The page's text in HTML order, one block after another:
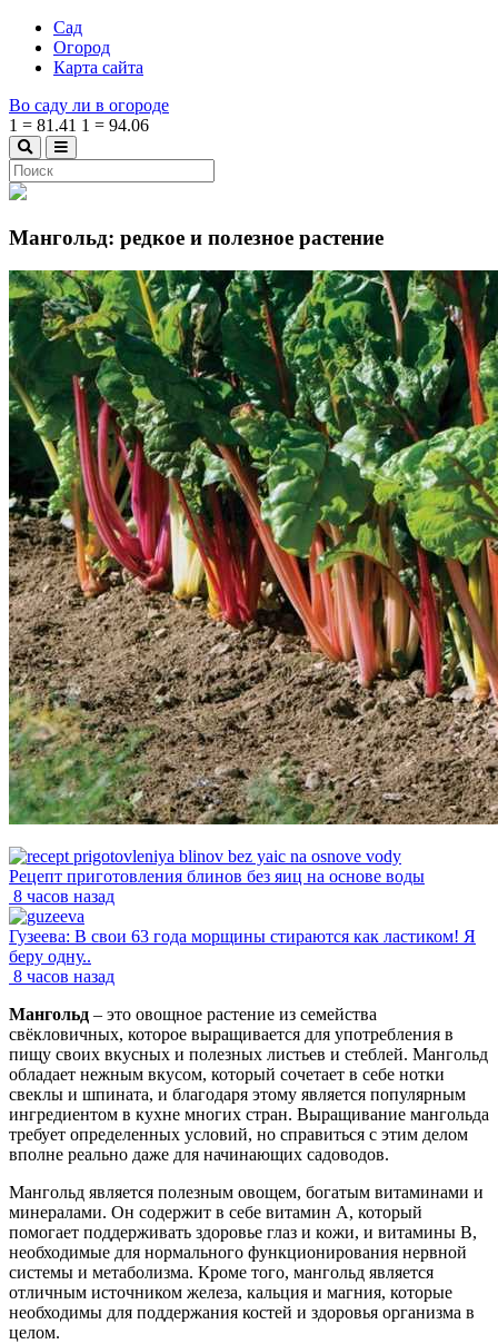
Сад
Огород
Карта сайта
Во саду ли в огороде
1 = 81.41 1 = 94.06
Мангольд: редкое и полезное растение
Рецепт приготовления блинов без яиц на основе воды
8 часов назад
Гузеева: В свои 63 года морщины стираются как ластиком! Я
беру одну..
8 часов назад
Мангольд – это овощное растение из семейства
свёкловичных, которое выращивается для употребления в
пищу своих вкусных и полезных листьев и стеблей. Мангольд
обладает нежным вкусом, который сочетает в себе нотки
свеклы и шпината, и благодаря этому является популярным
ингредиентом в кухне многих стран. Выращивание мангольда
требует определенных условий, но справиться с этим делом
вполне реально даже для начинающих садоводов.
Мангольд является полезным овощем, богатым витаминами и
минералами. Он содержит в себе витамин А, который
помогает поддерживать здоровье глаз и кожи, и витамины В,
необходимые для нормального функционирования нервной
системы и метаболизма. Кроме того, мангольд является
отличным источником железа, кальция и магния, которые
необходимы для поддержания костей и здоровья организма в
целом.